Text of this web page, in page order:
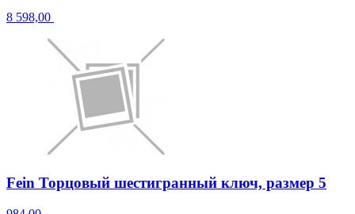
8 598,00
Fein Торцовый шестигранный ключ, размер 5